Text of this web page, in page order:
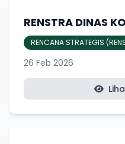
RENSTRA DINAS
RENCANA STRATEGIS
26 Feb 2026